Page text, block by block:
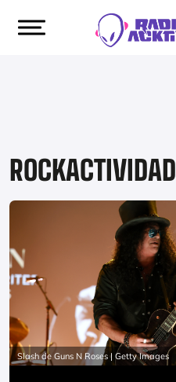
ROCKACTIVIDAD
Slash de Guns N Roses | Getty Images